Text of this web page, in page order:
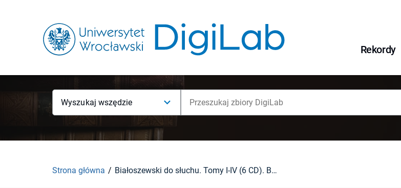
Rekordy
Wyszukaj wszędzie
Strona główna Białoszewski do słuchu. Tomy I-IV (6 CD). Bôlt 2013 : [recenzja].